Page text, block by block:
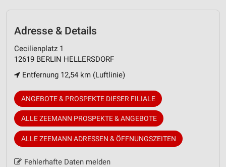
Adresse & Details
Cecilienplatz 1
12619 BERLIN HELLERSDORF
Entfernung 12,54 km (Luftlinie)
ANGEBOTE & PROSPEKTE DIESER FILIALE
ALLE ZEEMANN PROSPEKTE & ANGEBOTE
ALLE ZEEMANN ADRESSEN & ÖFFNUNGSZEITEN
Fehlerhafte Daten melden